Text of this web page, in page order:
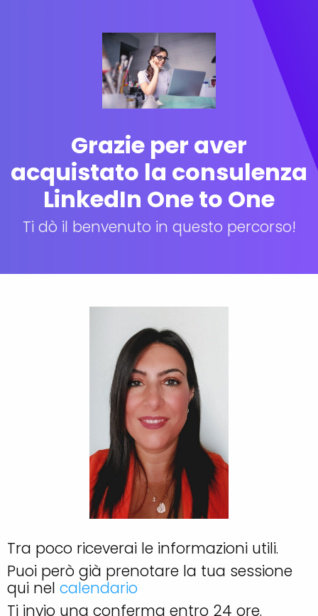
Grazie per aver
acquistato la consulenza
LinkedIn One to One
Ti dò il benvenuto in questo percorso!
Tra poco riceverai le informazioni utili.
Puoi però già prenotare la tua sessione
qui nel calendario
Ti invio una conferma entro 24 ore.